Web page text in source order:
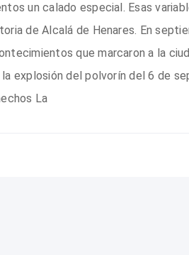
un calado especial. Esas
de Alcalá de Henares. En
que marcaron a la
explosión del polvorín del 6 de
La